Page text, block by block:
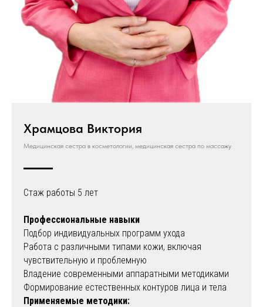
Храмцова Виктория
Медицинская сестра в косметологии, медицинская сестра по массажу
Стаж работы 5 лет
Профессиональные навыки
Подбор индивидуальных программ ухода
Работа с различными типами кожи, включая
чувствительную и проблемную
Владение современными аппаратными методиками
Формирование естественных контуров лица и тела
Применяемые методики: